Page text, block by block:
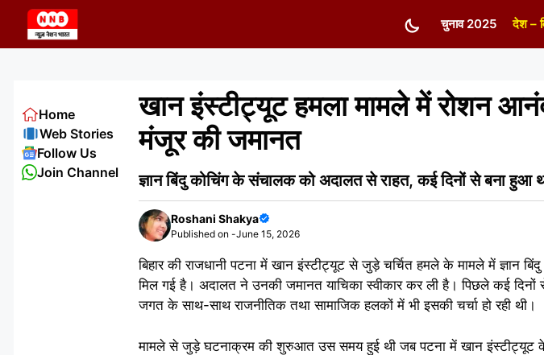
content
चुनाव 2025 देश –
खान इंस्टीट्यूट हमला मामले में रोशन
मंजूर की जमानत
ज्ञान बिंदु कोचिंग के संचालक को अदालत से राहत, कई दिनों से बना हुआ
Roshani Shakya
Published on -June 15, 2026
बिहार की राजधानी पटना में खान इंस्टीट्यूट से जुड़े चर्चित हमले के मामले में ज्ञान
मिल गई है। अदालत ने उनकी जमानत याचिका स्वीकार कर ली है। पिछले कई दिनों से
जगत के साथ-साथ राजनीतिक तथा सामाजिक हलकों में भी इसकी चर्चा हो रही थी।
मामले से जुड़े घटनाक्रम की शुरुआत उस समय हुई थी जब पटना में खान इंस्टीट्यूट
Home
Web Stories
Follow Us
Join Channel